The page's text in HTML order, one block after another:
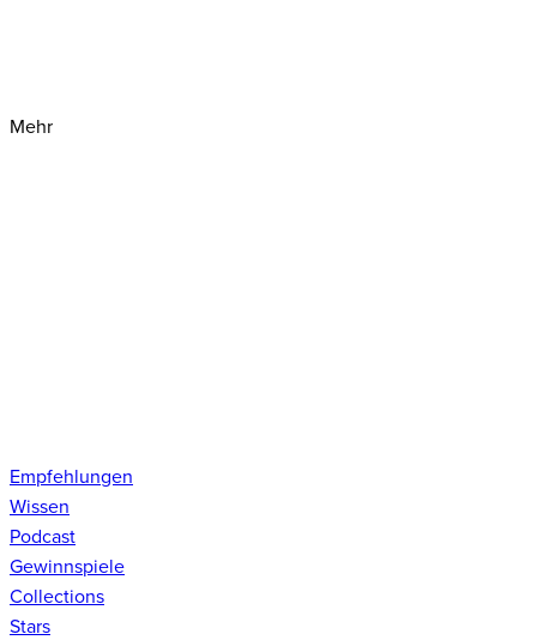
Mehr
Empfehlungen
Wissen
Podcast
Gewinnspiele
Collections
Stars